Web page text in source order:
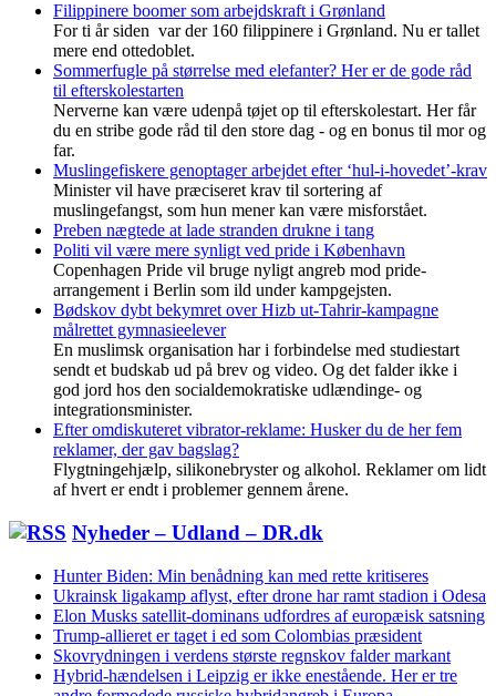
Filippinere boomer som arbejdskraft i Grønland
For ti år siden var der 160 filippinere i Grønland. Nu er tallet
mere end ottedoblet.
Sommerfugle på størrelse med elefanter? Her er de gode råd
til efterskolestarten
Nerverne kan være udenpå tøjet op til efterskolestart. Her får
du en stribe gode råd til den store dag - og en bonus til mor og
far.
Muslingefiskere genoptager arbejdet efter ‘hul-i-hovedet’-krav
Minister vil have præciseret krav til sortering af
muslingefangst, som hun mener kan være misforstået.
Preben nægtede at lade stranden drukne i tang
Politi vil være mere synligt ved pride i København
Copenhagen Pride vil bruge nyligt angreb mod pride-
arrangement i Berlin som ild under kampgejsten.
Bødskov dybt bekymret over Hizb ut-Tahrir-kampagne
målrettet gymnasieelever
En muslimsk organisation har i forbindelse med studiestart
sendt et budskab ud på brev og video. Og det falder ikke i
god jord hos den socialdemokratiske udlændinge- og
integrationsminister.
Efter omdiskuteret vibrator-reklame: Husker du de her fem
reklamer, der gav bagslag?
Flygtningehjælp, silikonebryster og alkohol. Reklamer om lidt
af hvert er endt i problemer gennem årene.
Nyheder – Udland – DR.dk
Hunter Biden: Min benådning kan med rette kritiseres
Ukrainsk ligakamp aflyst, efter drone har ramt stadion i Odesa
Elon Musks satellit-dominans udfordres af europæisk satsning
Trump-allieret er taget i ed som Colombias præsident
Skovrydningen i verdens største regnskov falder markant
Hybrid-hændelsen i Leipzig er ikke enestående. Her er tre